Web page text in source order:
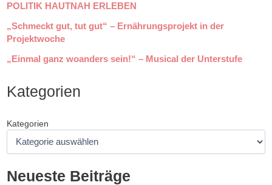
POLITIK HAUTNAH ERLEBEN
„Schmeckt gut, tut gut“ – Ernährungsprojekt in der
Projektwoche
„Einmal ganz woanders sein!“ – Musical der Unterstufe
Kategorien
Kategorien
Neueste Beiträge